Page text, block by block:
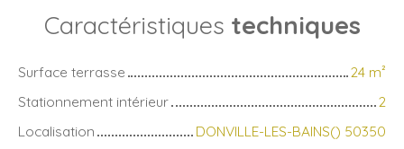
Caractéristiques techniques
Surface terrasse 24 m²
Stationnement intérieur
2
Localisation
DONVILLE-LES-BAINS() 50350